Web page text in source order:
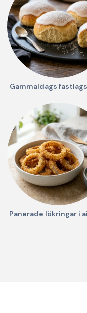
Gammaldags
Panerade lökringar i